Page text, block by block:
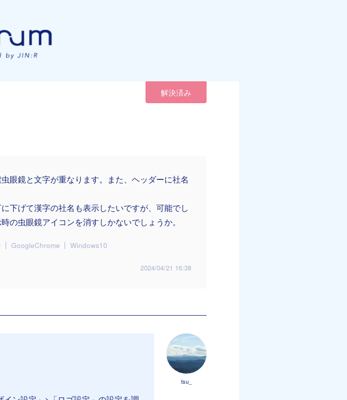
解決済み
眼鏡と文字が重なります。また、ヘッダーに社名
下げて漢字の社名も表示したいですが、可能でし
の虫眼鏡アイコンを消すしかないでしょうか。
GoogleChrome Windows10
2024/04/21 16:38
tsu_